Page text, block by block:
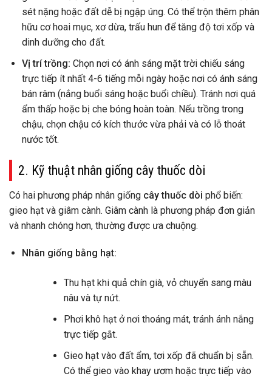
sét nặng hoặc đất dễ bị ngập úng. Có thể trộn thêm phân
hữu cơ hoai mục, xơ dừa, trấu hun để tăng độ tơi xốp và
dinh dưỡng cho đất.
Vị trí trồng: Chọn nơi có ánh sáng mặt trời chiếu sáng
trực tiếp ít nhất 4-6 tiếng mỗi ngày hoặc nơi có ánh sáng
bán râm (nắng buổi sáng hoặc buổi chiều). Tránh nơi quá
ẩm thấp hoặc bị che bóng hoàn toàn. Nếu trồng trong
chậu, chọn chậu có kích thước vừa phải và có lỗ thoát
nước tốt.
2. Kỹ thuật nhân giống cây thuốc dòi
Có hai phương pháp nhân giống cây thuốc dòi phổ biến:
gieo hạt và giâm cành. Giâm cành là phương pháp đơn giản
và nhanh chóng hơn, thường được ưa chuộng.
Nhân giống bằng hạt:
Thu hạt khi quả chín già, vỏ chuyển sang màu
nâu và tự nứt.
Phơi khô hạt ở nơi thoáng mát, tránh ánh nắng
trực tiếp gắt.
Gieo hạt vào đất ẩm, tơi xốp đã chuẩn bị sẵn.
Có thể gieo vào khay ươm hoặc trực tiếp vào